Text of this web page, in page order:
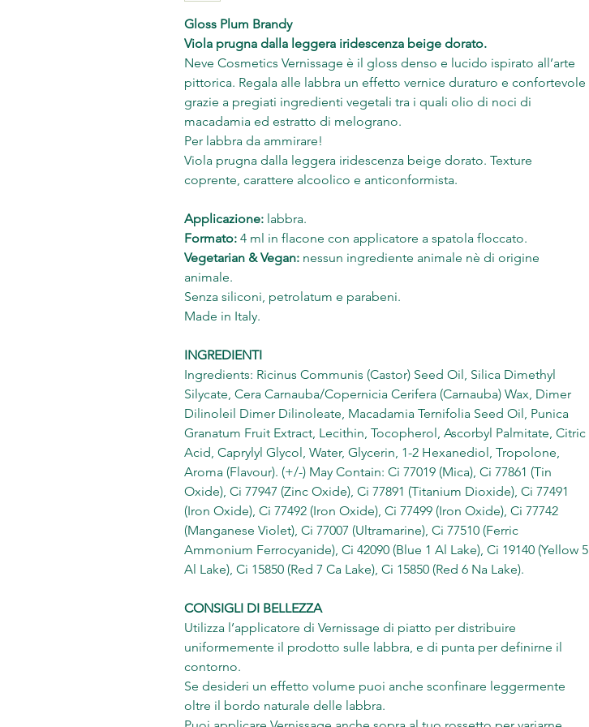
Gloss Plum Brandy
Viola prugna dalla leggera iridescenza beige dorato.
Neve Cosmetics Vernissage è il gloss denso e lucido ispirato all’arte
pittorica. Regala alle labbra un effetto vernice duraturo e confortevole
grazie a pregiati ingredienti vegetali tra i quali olio di noci di
macadamia ed estratto di melograno.
Per labbra da ammirare!
Viola prugna dalla leggera iridescenza beige dorato. Texture
coprente, carattere alcoolico e anticonformista.
Applicazione: labbra.
Formato: 4 ml in flacone con applicatore a spatola floccato.
Vegetarian & Vegan: nessun ingrediente animale nè di origine
animale.
Senza siliconi, petrolatum e parabeni.
Made in Italy.
INGREDIENTI
Ingredients: Ricinus Communis (Castor) Seed Oil, Silica Dimethyl
Silycate, Cera Carnauba/Copernicia Cerifera (Carnauba) Wax, Dimer
Dilinoleil Dimer Dilinoleate, Macadamia Ternifolia Seed Oil, Punica
Granatum Fruit Extract, Lecithin, Tocopherol, Ascorbyl Palmitate, Citric
Acid, Caprylyl Glycol, Water, Glycerin, 1-2 Hexanediol, Tropolone,
Aroma (Flavour). (+/-) May Contain: Ci 77019 (Mica), Ci 77861 (Tin
Oxide), Ci 77947 (Zinc Oxide), Ci 77891 (Titanium Dioxide), Ci 77491
(Iron Oxide), Ci 77492 (Iron Oxide), Ci 77499 (Iron Oxide), Ci 77742
(Manganese Violet), Ci 77007 (Ultramarine), Ci 77510 (Ferric
Ammonium Ferrocyanide), Ci 42090 (Blue 1 Al Lake), Ci 19140 (Yellow 5
Al Lake), Ci 15850 (Red 7 Ca Lake), Ci 15850 (Red 6 Na Lake).
CONSIGLI DI BELLEZZA
Utilizza l’applicatore di Vernissage di piatto per distribuire
uniformemente il prodotto sulle labbra, e di punta per definirne il
contorno.
Se desideri un effetto volume puoi anche sconfinare leggermente
oltre il bordo naturale delle labbra.